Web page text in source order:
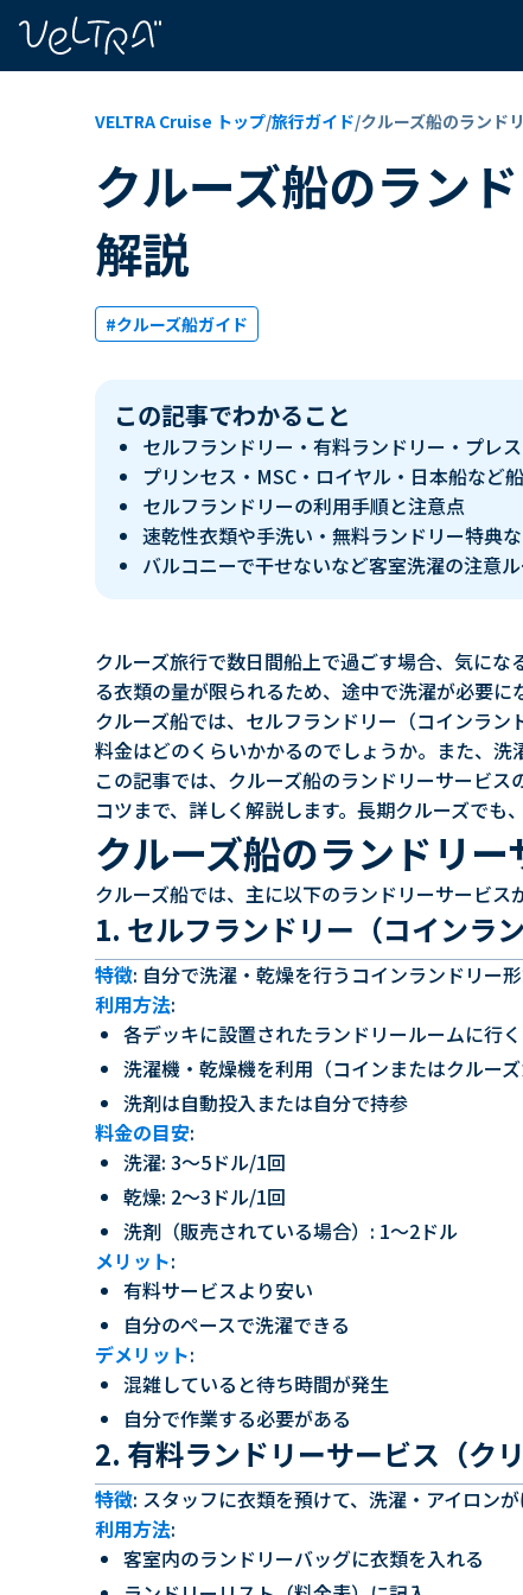
VELTRA Cruise トップ/旅行ガイド/クルーズ船のランド
クルーズ船のラン
解説
#クルーズ船ガイド
この記事でわかること
セルフランドリー・有料ランドリー・プレ
プリンセス・MSC・ロイヤル・日本船など
セルフランドリーの利用手順と注意点
速乾性衣類や手洗い・無料ランドリー特典
バルコニーで干せないなど客室洗濯の注意
クルーズ旅行で数日間船上で過ごす場合、気に
る衣類の量が限られるため、途中で洗濯が必要に
クルーズ船では、セルフランドリー（コインラン
料金はどのくらいかかるのでしょうか。また、洗
この記事では、クルーズ船のランドリーサービ
コツまで、詳しく解説します。長期クルーズでも
クルーズ船のランドリ
クルーズ船では、主に以下のランドリーサービス
1. セルフランドリー（コインラン
特徴: 自分で洗濯・乾燥を行うコインランドリー
利用方法:
各デッキに設置されたランドリールームに行く
洗濯機・乾燥機を利用（コインまたはクルーズ
洗剤は自動投入または自分で持参
料金の目安:
洗濯: 3〜5ドル/1回
乾燥: 2〜3ドル/1回
洗剤（販売されている場合）: 1〜2ドル
メリット:
有料サービスより安い
自分のペースで洗濯できる
デメリット:
混雑していると待ち時間が発生
自分で作業する必要がある
2. 有料ランドリーサービス（クリ
特徴: スタッフに衣類を預けて、洗濯・アイロン
利用方法:
客室内のランドリーバッグに衣類を入れる